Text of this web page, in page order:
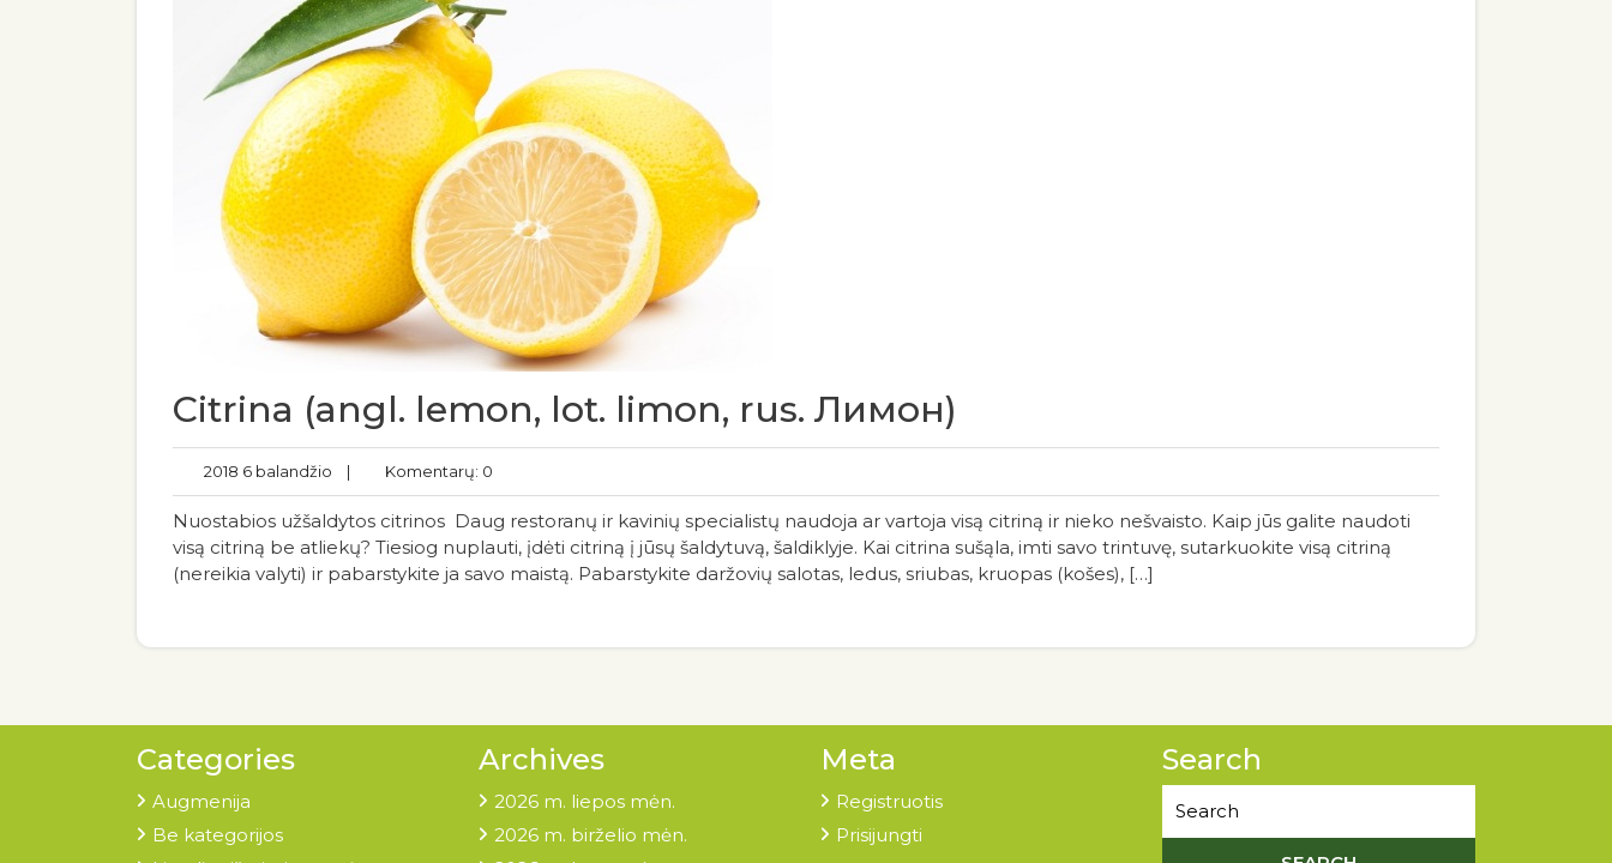
Citrina (angl. lemon, lot. limon, rus. Лимон)
2018 6 balandžio | Komentarų: 0
Nuostabios užšaldytos citrinos Daug restoranų ir kavinių specialistų naudoja ar vartoja visą citriną ir nieko nešvaisto. Kaip jūs galite naudoti
visą citriną be atliekų? Tiesiog nuplauti, įdėti citriną į jūsų šaldytuvą, šaldiklyje. Kai citrina sušąla, imti savo trintuvę, sutarkuokite visą citriną
(nereikia valyti) ir pabarstykite ja savo maistą. Pabarstykite daržovių salotas, ledus, sriubas, kruopas (košes), […]
Categories
Augmenija
Be kategorijos
Archives
2026 m. liepos mėn.
2026 m. birželio mėn.
Meta
Registruotis
Prisijungti
Search